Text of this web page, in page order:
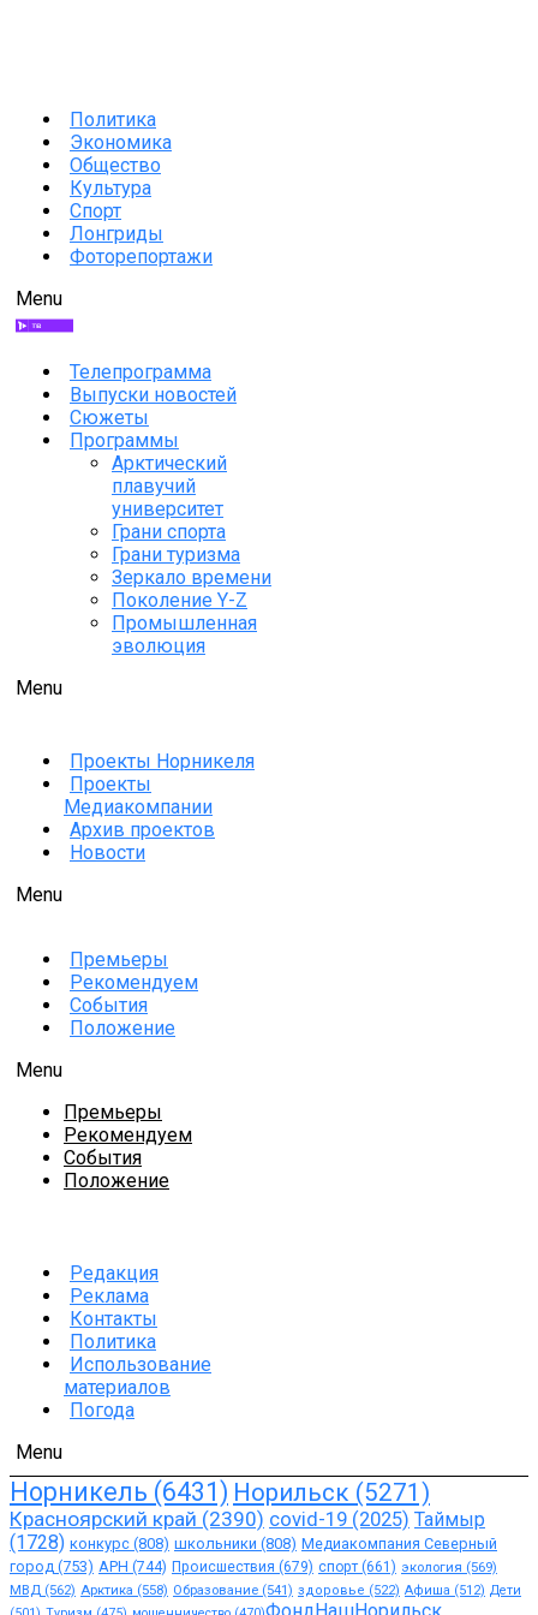
Политика
Экономика
Общество
Культура
Спорт
Лонгриды
Фоторепортажи
Menu
Телепрограмма
Выпуски новостей
Сюжеты
Программы
Арктический
плавучий
университет
Грани спорта
Грани туризма
Зеркало времени
Поколение Y-Z
Промышленная
эволюция
Menu
Проекты Норникеля
Проекты
Медиакомпании
Архив проектов
Новости
Menu
Премьеры
Рекомендуем
События
Положение
Menu
Премьеры
Рекомендуем
События
Положение
Редакция
Реклама
Контакты
Политика
Использование
материалов
Погода
Menu
Норникель (6431) Норильск (5271)
Красноярский край (2390) covid-19 (2025) Таймыр
(1728) конкурс (808) школьники (808) Медиакомпания Северный
город (753) АРН (744) Происшествия (679) спорт (661) экология (569)
МВД (562) Арктика (558) Образование (541) здоровье (522) Афиша (512) Дети